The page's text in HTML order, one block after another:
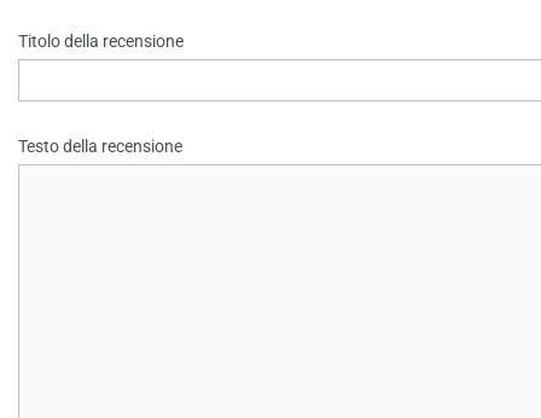
Titolo della recensione
Testo della recensione